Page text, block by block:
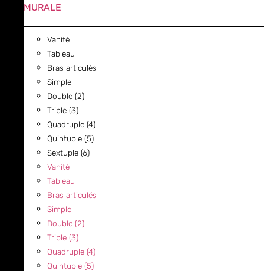
MURALE
Vanité
Tableau
Bras articulés
Simple
Double (2)
Triple (3)
Quadruple (4)
Quintuple (5)
Sextuple (6)
Vanité
Tableau
Bras articulés
Simple
Double (2)
Triple (3)
Quadruple (4)
Quintuple (5)